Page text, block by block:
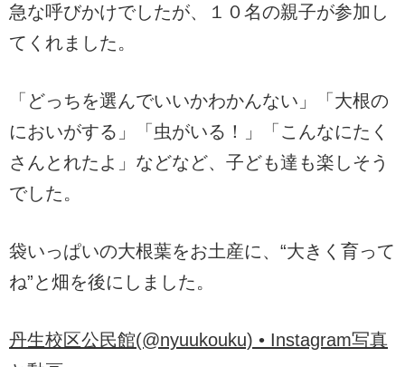
急な呼びかけでしたが、１０名の親子が参加し
てくれました。
「どっちを選んでいいかわかんない」「大根の
においがする」「虫がいる！」「こんなにたく
さんとれたよ」などなど、子ども達も楽しそう
でした。
袋いっぱいの大根葉をお土産に、“大きく育って
ね”と畑を後にしました。
丹生校区公民館(@nyuukouku) • Instagram写真